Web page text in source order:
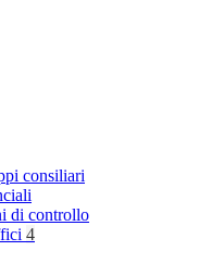
consiliari
di controllo
4